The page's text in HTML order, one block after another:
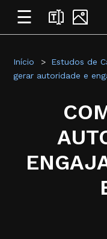
☰
Início Estudos de
gerar autoridade e